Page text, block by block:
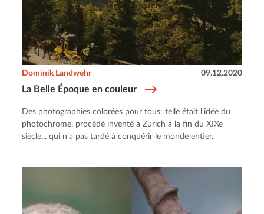
La Belle Époque en couleur
Dominik Landwehr 09.12.2020
Des photographies colorées pour tous: telle était l’idée du
photochrome, procédé inventé à Zurich à la fin du XIXe
siècle... qui n’a pas tardé à conquérir le monde entier.